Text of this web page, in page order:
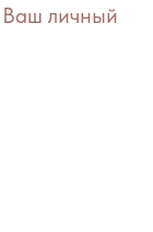
Ваш личный